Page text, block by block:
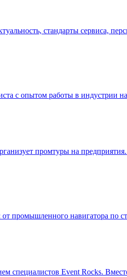
стандарты сервиса,
с опытом работы в индустрии
промтуры на
промышленного навигатора по
специалистов Event Rocks.